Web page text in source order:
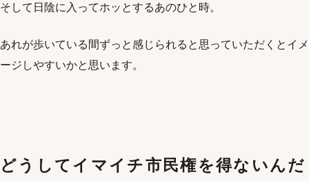
そして日陰に入ってホッとするあのひと時。
あれが歩いている間ずっと感じられると思っていただくとイメ
ージしやすいかと思います。
どうしてイマイチ市民権を得ないんだ